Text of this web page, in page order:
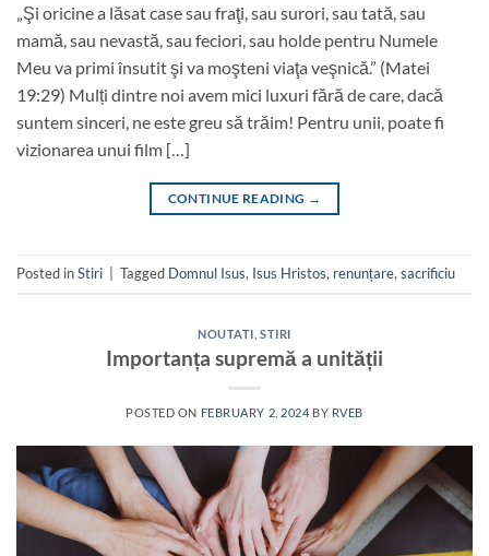
„Şi oricine a lăsat case sau fraţi, sau surori, sau tată, sau
mamă, sau nevastă, sau feciori, sau holde pentru Numele
Meu va primi însutit şi va moşteni viaţa veşnică.” (Matei
19:29) Mulți dintre noi avem mici luxuri fără de care, dacă
suntem sinceri, ne este greu să trăim! Pentru unii, poate fi
vizionarea unui film […]
CONTINUE READING →
Posted inStiri Tagged Domnul Isus, Isus Hristos, renunțare, sacrificiu
NOUTATI ,STIRI
Importanța supremă a unității
POSTED ON FEBRUARY 2, 2024 BY RVEB